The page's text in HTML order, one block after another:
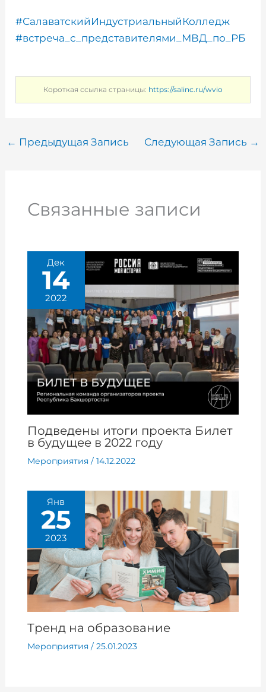
#СалаватскийИндустриальныйКолледж
#встреча_с_представителями_МВД_по_РБ
Короткая ссылка страницы: https://salinc.ru/wvio
← Предыдущая Запись Следующая Запись →
Связанные записи
Дек
14
2022
Подведены итоги проекта Билет
в будущее в 2022 году
Мероприятия / 14.12.2022
Янв
25
2023
Тренд на образование
Мероприятия / 25.01.2023